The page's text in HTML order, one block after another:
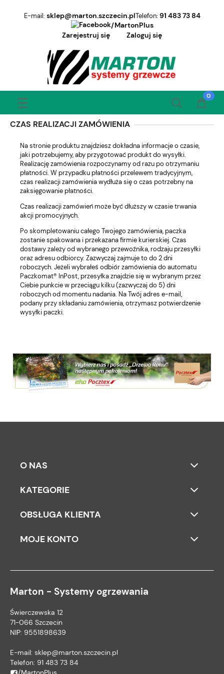
E-mail: sklep@marton.szczecin.plTelefon: 91 483 73 84
/MartonPlus
Zarejestruj się
Zaloguj się
CZAS REALIZACJI ZAMÓWIENIA
Na stronie produktu znajdziesz dokładna informacje o czasie,
jaki potrzebujemy, aby przygotować produkt do wysyłki.
Realizację zamówienia rozpoczynamy od razu po otrzymaniu
płatności. W przypadku płatności przelewem tradycyjnym,
czas realizacji zamówienia wydłuża się o czas potrzebny na
zaksięgowanie płatności.
Czas realizacji zamówień może być dłuższy w czasie trwania
akcji promocyjnych.
Po skompletowaniu całego Twojego zamówienia, paczka
zostanie spakowana i przekazana firmie kurierskiej. Czas
dostawy zależy od wybranego przewoźnika, rodzaju przesyłki
oraz adresu odbiorcy. Zazwyczaj zajmuje to do 2 dni
roboczych. Jeżeli wybrałeś odbiór zamówienia do automatu
Paczkomat® InPost, przesyłka znajdzie się w wybranym przez
Ciebie punkcie w przeciągu kilku (zazwyczaj do 5) dni
roboczych od momentu nadania. Na Twój adres e-mail,
podany przy składaniu zamówienia, otrzymasz potwierdzenie
wysyłki paczki.
O NAS
KATEGORIE
OBSŁUGA KLIENTA
MOJE KONTO
Marton - Systemy ogrzewania
Świerczewska 12
71-066 Szczecin
NIP: 9551898639
E-mail: sklep@marton.szczecin.pl
Telefon: 91 483 73 84